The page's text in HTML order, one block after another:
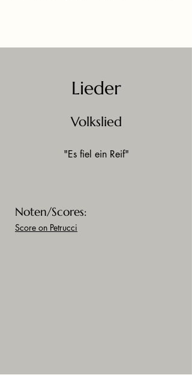
Lieder
Volkslied
"Es fiel ein Reif"
Noten/Scores:
Score on Petrucci